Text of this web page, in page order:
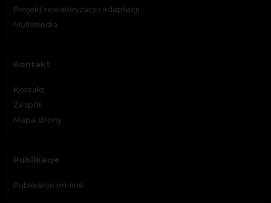
Projekt rewaloryzacji i adaptacji
Multimedia
Kontakt
Kontakt
Zespół
Mapa strony
Publikacje
Publikacje on-line